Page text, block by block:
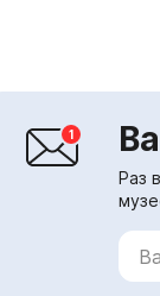
Раз